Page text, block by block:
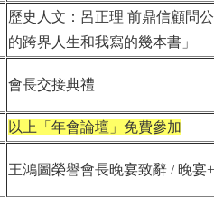
歷史人文：呂正理 前鼎信顧問
的跨界人生和我寫的幾本書」
會長交接典禮
以上「年會論壇」免費參加
王鴻圖榮譽會長晚宴致辭 / 晚宴